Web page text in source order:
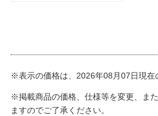
※表示の価格は、2026年08月07日現在
※掲載商品の価格、仕様等を変更、ま
ますのでご了承ください。